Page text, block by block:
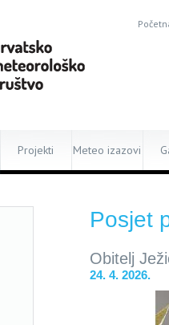
Projekti Meteo izazovi
Posjet
Obitelj
24. 4. 2026.